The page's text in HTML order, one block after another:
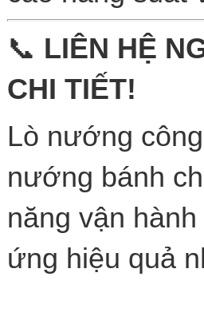
📞 LIÊN HỆ
CHI TIẾT!
Lò nướng
nướng bánh
năng vận
ứng hiệu quả